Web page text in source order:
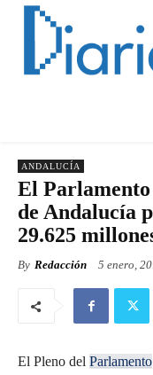
ANDALUCÍA
El Parlamento
de Andalucía
29.625
By Redacción 5 enero,
El Pleno del Parlamento